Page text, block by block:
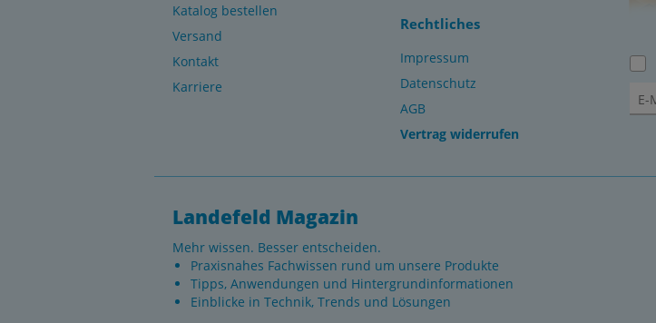
Katalog bestellen
Versand
Kontakt
Karriere
Rechtliches
Impressum
Datenschutz
AGB
Vertrag widerrufen
Landefeld Magazin
Mehr wissen. Besser entscheiden.
Praxisnahes Fachwissen rund um unsere Produkte
Tipps, Anwendungen und Hintergrundinformationen
Einblicke in Technik, Trends und Lösungen